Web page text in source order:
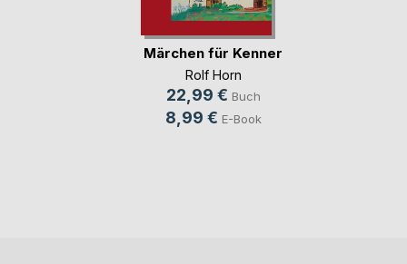
Märchen für Kenner
Rolf Horn
22,99 € Buch
8,99 € E-Book